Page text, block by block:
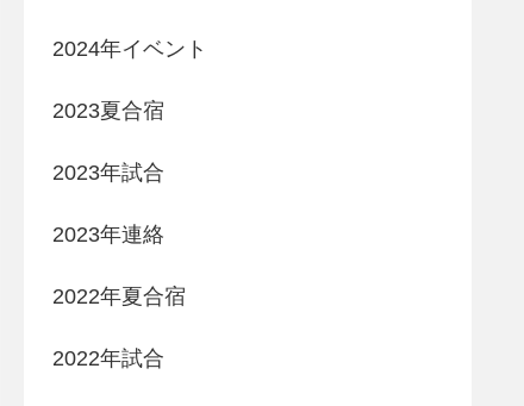
2024年イベント
2023夏合宿
2023年試合
2023年連絡
2022年夏合宿
2022年試合